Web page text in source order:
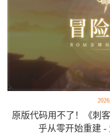
原版代码用不了！《刺
乎从零开始重建 -